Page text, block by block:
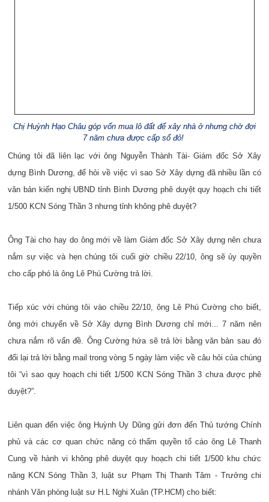
Chị Huỳnh Hạo Châu góp vốn mua lô đất để xây nhà ở nhưng chờ đợi
7 năm chưa được cấp sổ đỏ!
Chúng tôi đã liên lạc với ông Nguyễn Thành Tài- Giám đốc Sở Xây
dựng Bình Dương, để hỏi về việc vì sao Sở Xây dựng đã nhiều lần có
văn bản kiến nghị UBND tỉnh Bình Dương phê duyệt quy hoạch chi tiết
1/500 KCN Sóng Thần 3 nhưng tỉnh không phê duyệt?
Ông Tài cho hay do ông mới về làm Giám đốc Sở Xây dựng nên chưa
nắm sự việc và hẹn chúng tôi cuối giờ chiều 22/10, ông sẽ ủy quyền
cho cấp phó là ông Lê Phú Cường trả lời.
Tiếp xúc với chúng tôi vào chiều 22/10, ông Lê Phú Cường cho biết,
ông mới chuyển về Sở Xây dựng Bình Dương chỉ mới... 7 năm nên
chưa nắm rõ vấn đề. Ông Cường hứa sẽ trả lời bằng văn bản sau đó
đổi lại trả lời bằng mail trong vòng 5 ngày làm việc về câu hỏi của chúng
tôi “vì sao quy hoạch chi tiết 1/500 KCN Sóng Thần 3 chưa được phê
duyệt?”.
Liên quan đến việc ông Huỳnh Uy Dũng gửi đơn đến Thủ tướng Chính
phủ và các cơ quan chức năng có thẩm quyền tố cáo ông Lê Thanh
Cung về hành vi không phê duyệt quy hoạch chi tiết 1/500 khu chức
năng KCN Sóng Thần 3, luật sư Phạm Thị Thanh Tâm - Trưởng chi
nhánh Văn phòng luật sư H.L Nghi Xuân (TP.HCM) cho biết: